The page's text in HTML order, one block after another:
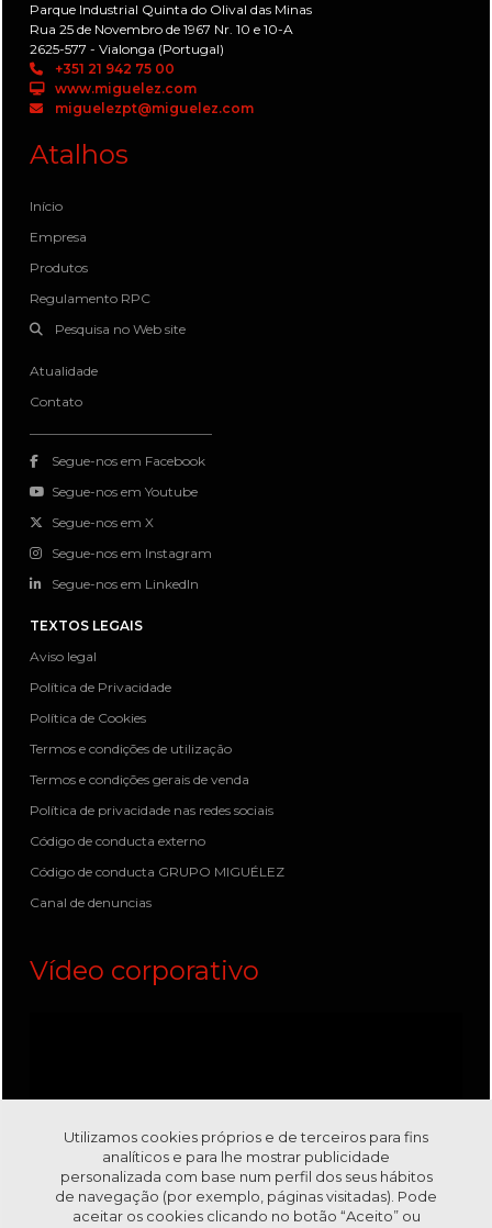
Parque Industrial Quinta do Olival das Minas
Rua 25 de Novembro de 1967 Nr. 10 e 10-A
2625-577 - Vialonga (Portugal)
+351 21 942 75 00
www.miguelez.com
miguelezpt@miguelez.com
Atalhos
Início
Empresa
Produtos
Regulamento RPC
Pesquisa no Web site
Atualidade
Contato
Segue-nos em Facebook
Segue-nos em Youtube
Segue-nos em X
Segue-nos em Instagram
Segue-nos em LinkedIn
TEXTOS LEGAIS
Aviso legal
Política de Privacidade
Política de Cookies
Termos e condições de utilização
Termos e condições gerais de venda
Política de privacidade nas redes sociais
Código de conducta externo
Código de conducta GRUPO MIGUÉLEZ
Canal de denuncias
Vídeo corporativo
Utilizamos cookies próprios e de terceiros para fins
analíticos e para lhe mostrar publicidade
personalizada com base num perfil dos seus hábitos
de navegação (por exemplo, páginas visitadas). Pode
aceitar os cookies clicando no botão “Aceito” ou